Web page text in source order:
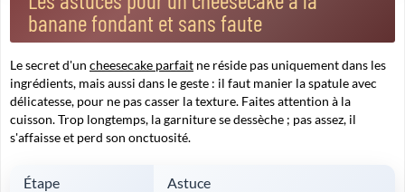
banane fondant et sans faute
Le secret d'un cheesecake parfait ne réside pas uniquement dans les
ingrédients, mais aussi dans le geste : il faut manier la spatule avec
délicatesse, pour ne pas casser la texture. Faites attention à la
cuisson. Trop longtemps, la garniture se dessèche ; pas assez, il
s'affaisse et perd son onctuosité.
Étape Astuce